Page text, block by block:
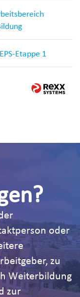
Etappe 1
oder
zu
Weiterbildung
zur